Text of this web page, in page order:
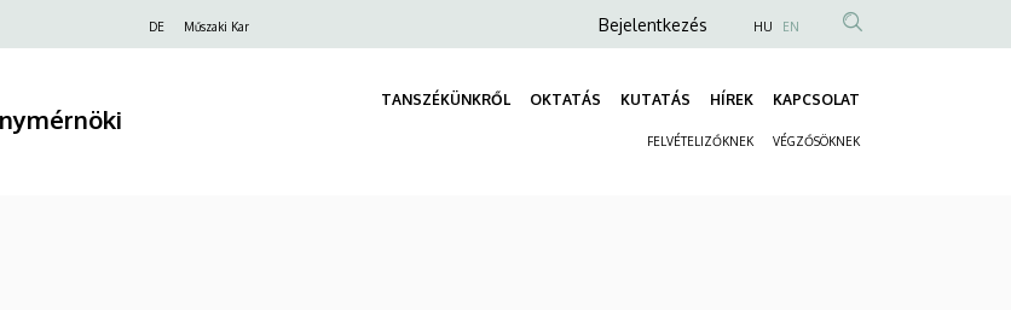
DE Műszaki Kar
Anonim
fiók
Bejelentkezés HU EN
TANSZÉKÜNKRŐL OKTATÁS KUTATÁS HÍREK KAPCSOLAT
FELVÉTELIZŐKNEK VÉGZŐSÖKNEK